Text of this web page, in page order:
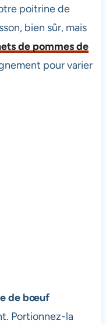
poitrine de
bien sûr, mais
de pommes de
pour varier
de bœuf
Portionnez-la